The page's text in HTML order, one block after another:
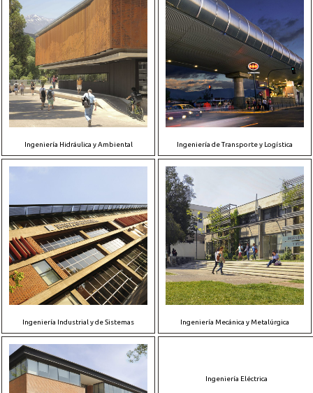
Ingeniería Hidráulica y Ambiental Ingeniería de Transporte y Logística
Ingeniería Industrial y de Sistemas Ingeniería Mecánica y Metalúrgica
Ingeniería Eléctrica